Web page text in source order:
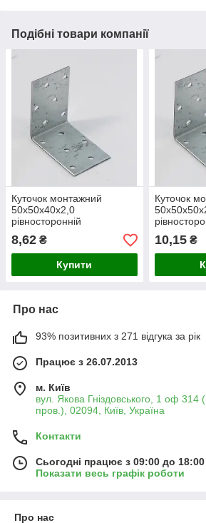
Подібні товари компанії
Куточок монтажний
50х50х40х2,0
рівносторонній
8,62 ₴
Купити
Куточок
10,15₴
Про нас
93% позитивних з 271 відгука за рік
Працює з 26.07.2013
м. Київ
вул. Якова Гніздовського, 1 оф 314
пров.), 02094, Київ, Україна
Контакти
Сьогодні працює з 09:00 до 18:00
Показати весь графік роботи
Про нас